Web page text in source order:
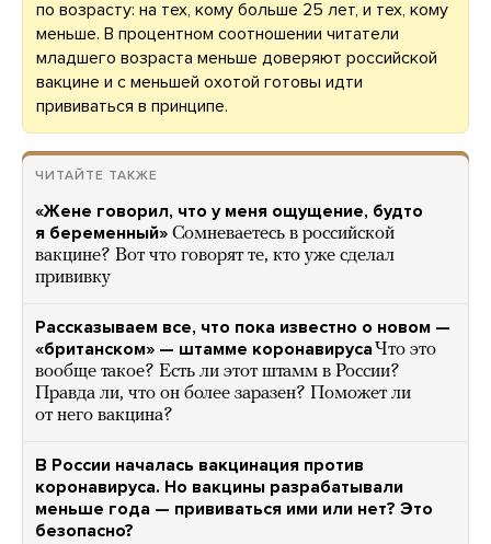
по возрасту: на тех, кому больше 25 лет, и тех, кому
меньше. В процентном соотношении читатели
младшего возраста меньше доверяют российской
вакцине и с меньшей охотой готовы идти
прививаться в принципе.
ЧИТАЙТЕ ТАКЖЕ
«Жене говорил, что у меня ощущение, будто
я беременный» Сомневаетесь в российской
вакцине? Вот что говорят те, кто уже сделал
прививку
Рассказываем все, что пока известно о новом —
«британском» — штамме коронавирусаЧто это
вообще такое? Есть ли этот штамм в России?
Правда ли, что он более заразен? Поможет ли
от него вакцина?
В России началась вакцинация против
коронавируса. Но вакцины разрабатывали
меньше года — прививаться ими или нет? Это
безопасно?